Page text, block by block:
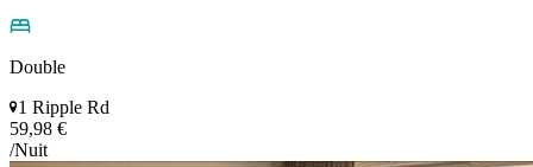
Double
1 Ripple Rd
59,98 €
/Nuit